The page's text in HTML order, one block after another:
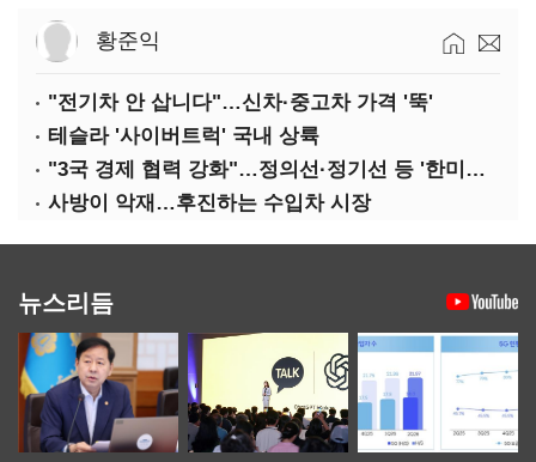
황준익
"전기차 안 삽니다"…신차·중고차 가격 '뚝'
테슬라 '사이버트럭' 국내 상륙
"3국 경제 협력 강화"…정의선·정기선 등 '한미일 경제대화' 참석
사방이 악재…후진하는 수입차 시장
뉴스리듬